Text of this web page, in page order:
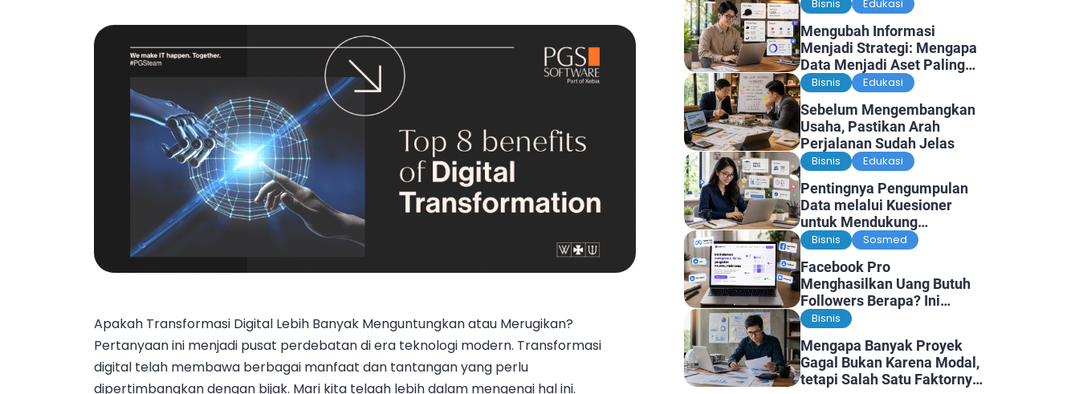
Apakah Transformasi Digital Lebih Banyak Menguntungkan atau Merugikan?
Pertanyaan ini menjadi pusat perdebatan di era teknologi modern. Transformasi
digital telah membawa berbagai manfaat dan tantangan yang perlu
dipertimbangkan dengan bijak. Mari kita telaah lebih dalam mengenai hal ini.
Bisnis Edukasi
Mengubah Informasi
Menjadi Strategi: Mengapa
Data Menjadi Aset Paling
Berharga di Era Digital
Bisnis Edukasi
Sebelum Mengembangkan
Usaha, Pastikan Arah
Perjalanan Sudah Jelas
Bisnis Edukasi
Pentingnya Pengumpulan
Data melalui Kuesioner
untuk Mendukung
Penelitian dan Pengambilan
Bisnis Sosmed
Facebook Pro
Menghasilkan Uang Butuh
Followers Berapa? Ini
Faktanya
Bisnis
Mengapa Banyak Proyek
Gagal Bukan Karena Modal,
tetapi Salah Satu Faktornya